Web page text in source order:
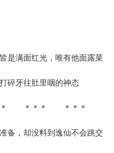
满面红光，唯有他面露菜
碎牙往肚里咽的神态
＊＊＊
，却没料到逸仙不会跳交